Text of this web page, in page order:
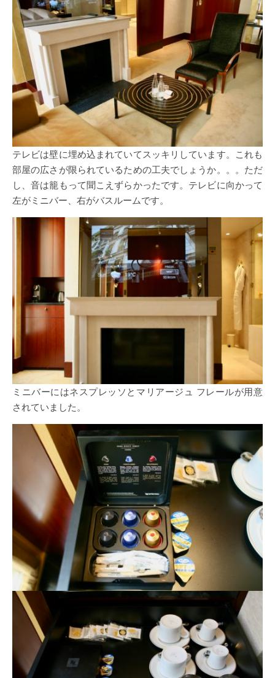
テレビは壁に埋め込まれていてスッキリしています。これも
部屋の広さが限られているための工夫でしょうか。。。ただ
し、音は籠もって聞こえずらかったです。テレビに向かって
左がミニバー、右がバスルームです。
ミニバーにはネスプレッソとマリアージュ フレールが用意
されていました。